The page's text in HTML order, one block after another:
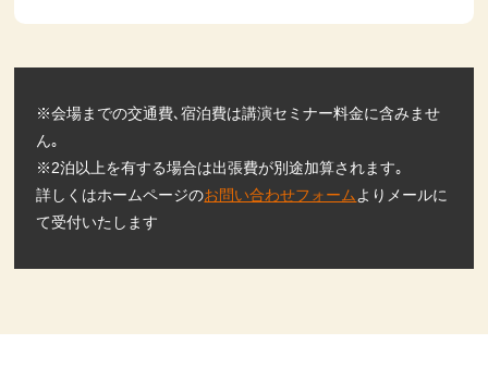
※会場までの交通費､宿泊費は講演セミナー料金に含みませ
ん｡
※2泊以上を有する場合は出張費が別途加算されます｡
詳しくはホームページのお問い合わせフォーム よりメールに
て受付いたします